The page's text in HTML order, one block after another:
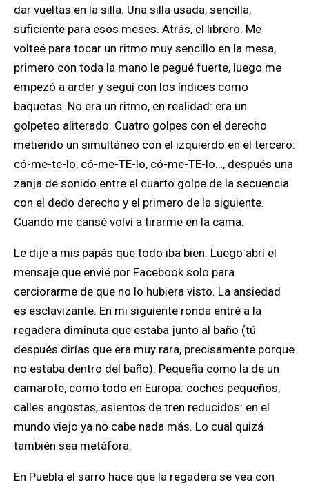
dar vueltas en la silla. Una silla usada, sencilla,
suficiente para esos meses. Atrás, el librero. Me
volteé para tocar un ritmo muy sencillo en la mesa,
primero con toda la mano le pegué fuerte, luego me
empezó a arder y seguí con los índices como
baquetas. No era un ritmo, en realidad: era un
golpeteo aliterado. Cuatro golpes con el derecho
metiendo un simultáneo con el izquierdo en el tercero:
có-me-te-lo, có-me-TE-lo, có-me-TE-lo…, después una
zanja de sonido entre el cuarto golpe de la secuencia
con el dedo derecho y el primero de la siguiente.
Cuando me cansé volví a tirarme en la cama.
Le dije a mis papás que todo iba bien. Luego abrí el
mensaje que envié por Facebook solo para
cerciorarme de que no lo hubiera visto. La ansiedad
es esclavizante. En mi siguiente ronda entré a la
regadera diminuta que estaba junto al baño (tú
después dirías que era muy rara, precisamente porque
no estaba dentro del baño). Pequeña como la de un
camarote, como todo en Europa: coches pequeños,
calles angostas, asientos de tren reducidos: en el
mundo viejo ya no cabe nada más. Lo cual quizá
también sea metáfora.
En Puebla el sarro hace que la regadera se vea con